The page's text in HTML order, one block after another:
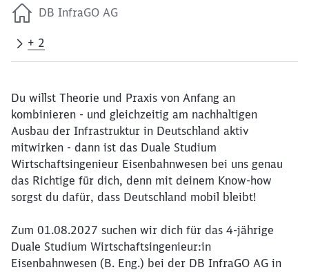
DB InfraGO AG
+ 2
Du willst Theorie und Praxis von Anfang an
kombinieren - und gleichzeitig am nachhaltigen
Ausbau der Infrastruktur in Deutschland aktiv
mitwirken - dann ist das Duale Studium
Wirtschaftsingenieur Eisenbahnwesen bei uns genau
das Richtige für dich, denn mit deinem Know-how
sorgst du dafür, dass Deutschland mobil bleibt!
Zum 01.08.2027 suchen wir dich für das 4-jährige
Duale Studium Wirtschaftsingenieur:in
Eisenbahnwesen (B. Eng.) bei der DB InfraGO AG in